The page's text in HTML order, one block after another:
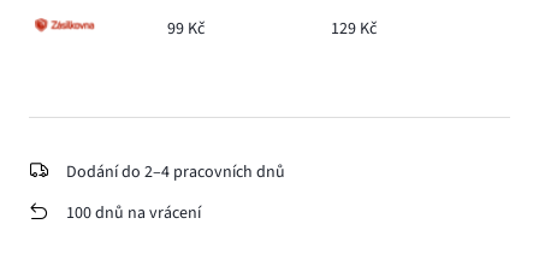
99 Kč 129 Kč
Dodání do 2–4 pracovních dnů
100 dnů na vrácení